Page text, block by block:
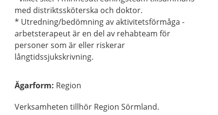
med distriktssköterska och doktor.
* Utredning/bedömning av aktivitetsförmåga -
arbetsterapeut är en del av rehabteam för
personer som är eller riskerar
långtidssjukskrivning.
Ägarform: Region
Verksamheten tillhör Region Sörmland.